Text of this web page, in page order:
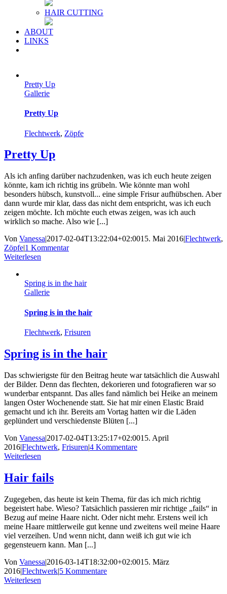
HAIR CUTTING
ABOUT
LINKS
Pretty Up
Gallerie
Pretty Up
Flechtwerk, Zöpfe
Pretty Up
Als ich anfing darüber nachzudenken, was ich euch heute zeigen
könnte, kam ich richtig ins grübeln. Wie könnte man wohl
besonders hübsch, kunstvoll... eine simple Frisur aufhübschen. Aber
dann wurde mir klar, dass das nicht dem entspricht, was ich euch
zeigen möchte. Ich möchte euch etwas zeigen, was ich auch
wirklich so mache. Also wie [...]
Von Vanessa|2017-02-04T13:22:04+02:0015. Mai 2016|Flechtwerk,
Zöpfe|1 Kommentar
Weiterlesen
Spring is in the hair
Gallerie
Spring is in the hair
Flechtwerk, Frisuren
Spring is in the hair
Das schwierigste für den Beitrag heute war tatsächlich die Auswahl
der Bilder. Denn das flechten, dekorieren und fotografieren war so
wunderbar entspannt. Das alles fand nämlich bei Heike an meinem
langen Oster Wochenende statt. Sie hat mir einen Elastic Braid
gemacht und ich ihr. Bereits am Vortag hatten wir die Läden
geplündert und verschiedenste Blüten [...]
Von Vanessa|2017-02-04T13:25:17+02:0015. April
2016|Flechtwerk, Frisuren|4 Kommentare
Weiterlesen
Hair fails
Zugegeben, das heute ist kein Thema, für das ich mich richtig
begeistert habe. Wieso? Tatsächlich passieren mir richtige „fails“ in
Bezug auf meine Haare nicht. Oder nicht mehr. Erstens weil ich
meine Haare mittlerweile gut kenne und zweitens weil meine Haare
viel verzeihen. Und wenn nicht, dann weiß ich gut wie ich
gegensteuern kann. Man [...]
Von Vanessa|2016-03-14T18:32:00+02:0015. März
2016|Flechtwerk|5 Kommentare
Weiterlesen